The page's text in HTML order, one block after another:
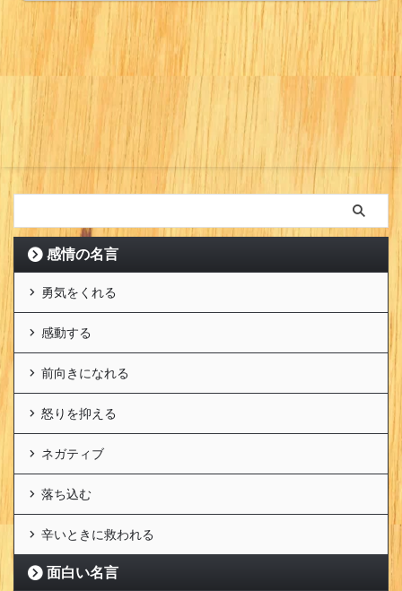
感情の名言
勇気をくれる
感動する
前向きになれる
怒りを抑える
ネガティブ
落ち込む
辛いときに救われる
面白い名言